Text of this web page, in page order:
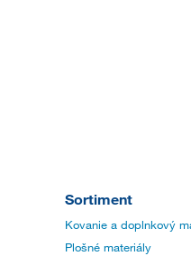
Sortiment
Kovanie a doplnkový
Plošné materiály